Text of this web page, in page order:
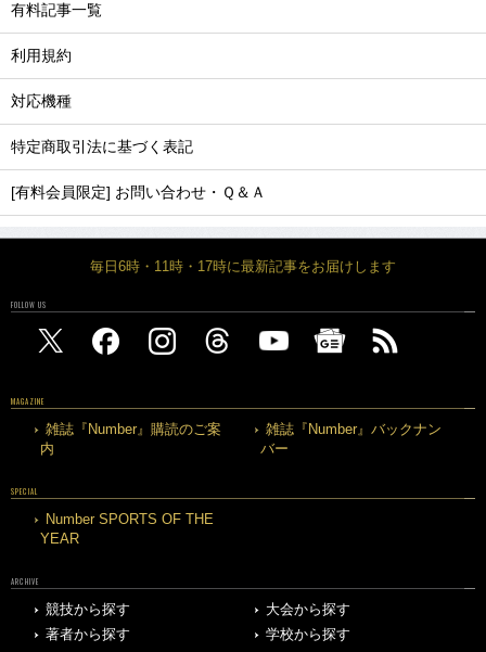
有料記事一覧
利用規約
対応機種
特定商取引法に基づく表記
[有料会員限定] お問い合わせ・Ｑ＆Ａ
毎日6時・11時・17時に最新記事をお届けします
FOLLOW US
MAGAZINE
雑誌『Number』購読のご案
内
雑誌『Number』バックナン
バー
SPECIAL
Number SPORTS OF THE
YEAR
ARCHIVE
競技から探す
大会から探す
著者から探す
学校から探す